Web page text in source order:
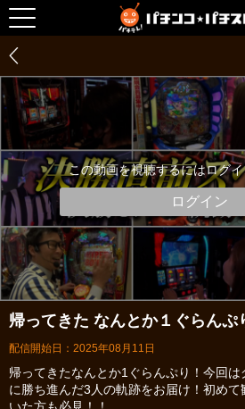
この動画を視聴するにはログ
ログイン
帰ってきた なんとか１ぐらんぷ
配信開始日：2025年08月11日
帰ってきたなんとか1ぐらんぷり！今回
に勝ち進んだ3人の軌跡をお届け！初め